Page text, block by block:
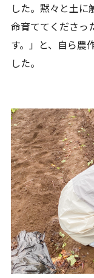
した。黙々と土に
命育ててくださっ
す。」と、自ら農
した。